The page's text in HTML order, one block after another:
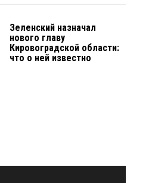
Зеленский назначал
нового главу
Кировоградской области:
что о ней известно